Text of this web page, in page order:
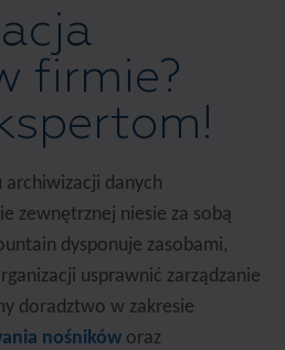
firmie?
danych
zewnętrznej niesie za sobą
dysponuje zasobami,
usprawnić zarządzanie
doradztwo w zakresie
nośników oraz